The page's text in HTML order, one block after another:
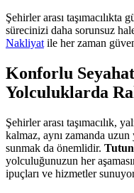
Şehirler arası taşımacılıkta
sürecinizi daha sorunsuz
Nakliyat ile her zaman
Konforlu
Yolculuklarda
Şehirler arası taşımacılık,
kalmaz, aynı zamanda
sunmak da önemlidir.
yolculuğunuzun her
ipuçları ve hizmetler